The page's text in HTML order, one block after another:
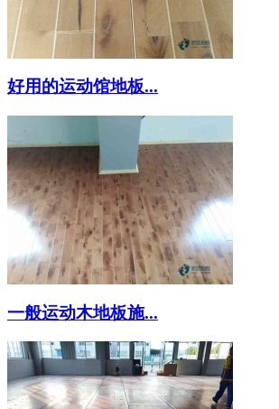
好用的运动馆地板...
一般运动木地板施...